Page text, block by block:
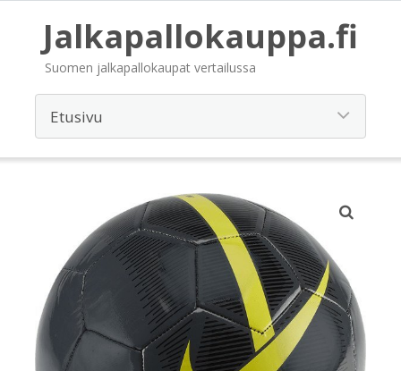
Jalkapallokauppa.fi
Suomen jalkapallokaupat vertailussa